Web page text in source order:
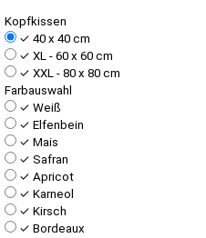
Kopfkissen
✓ 40 x 40 cm
✓ XL - 60 x 60 cm
✓ XXL - 80 x 80 cm
Farbauswahl
✓ Weiß
✓ Elfenbein
✓ Mais
✓ Safran
✓ Apricot
✓ Karneol
✓ Kirsch
✓ Bordeaux